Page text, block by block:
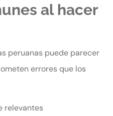
al hacer
peruanas puede parecer
errores que los
relevantes